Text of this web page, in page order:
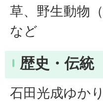
草、野生動物
など
歴史・伝統
石田光成ゆか